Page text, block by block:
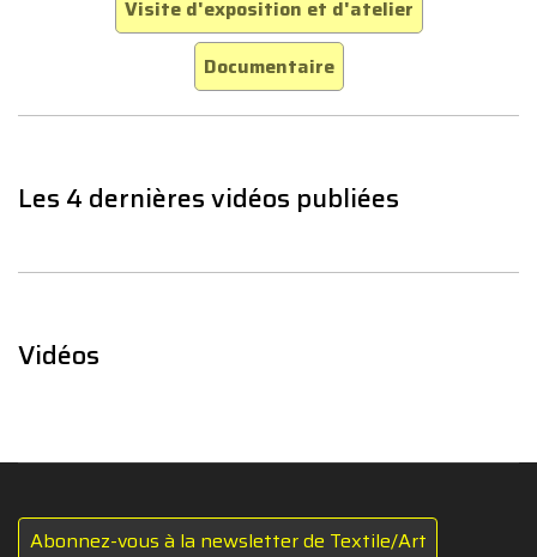
Visite d'exposition et d'atelier
Documentaire
Les 4 dernières vidéos publiées
Vidéos
Abonnez-vous à la newsletter de Textile/Art